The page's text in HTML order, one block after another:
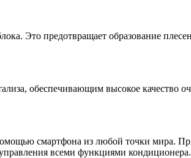
Это предотвращает образование
обеспечивающим высокое качество
смартфона из любой точки мира.
всеми функциями кондиционера.